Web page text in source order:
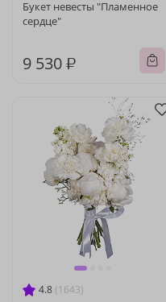
Букет невесты "Пламенное
сердце"
9 530 ₽
4.8 (1643)